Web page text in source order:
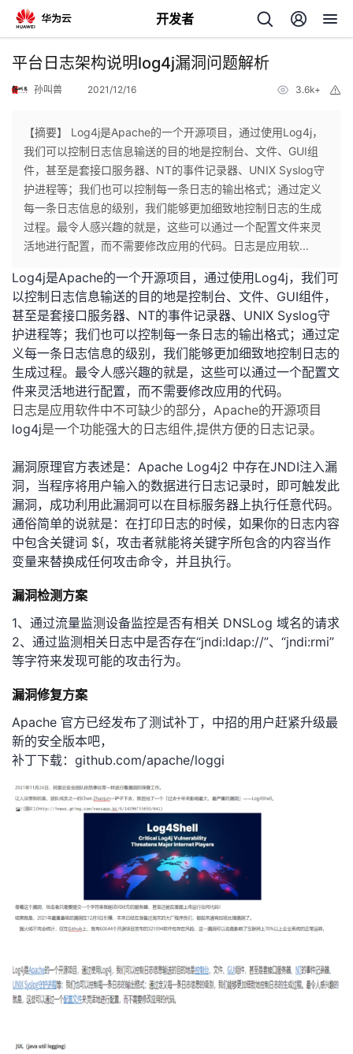
开发者
返
个
人
页
我
开
发
者
我
博
客
的
论
坛
我
的
圈
我
的
播
我
活
的
注
我
的
开
发
者
我
课
的
我
我
的
Programs
我
的
支
的
术
我
云
平台日志架构说明log4j漏洞问题解析
孙叫兽 2021/12/16 3.6k+
【摘要】 Log4j是Apache的一个开源项目，通过使用Log4j，
我们可以控制日志信息输送的目的地是控制台、文件、GUI组
件，甚至是套接口服务器、NT的事件记录器、UNIX Syslog守
护进程等；我们也可以控制每一条日志的输出格式；通过定义
每一条日志信息的级别，我们能够更加细致地控制日志的生成
过程。最令人感兴趣的就是，这些可以通过一个配置文件来灵
活地进行配置，而不需要修改应用的代码。日志是应用软...
Log4j是Apache的一个开源项目，通过使用Log4j，我们可
以控制日志信息输送的目的地是控制台、文件、 GUI组件，
甚至是套接口服务器、 NT的事件记录器、 UNIX Syslog守
护进程等；我们也可以控制每一条日志的输出格式；通过定
义每一条日志信息的级别，我们能够更加细致地控制日志的
生成过程。最令人感兴趣的就是，这些可以通过一个配置文
件来灵活地进行配置，而不需要修改应用的代码。
日志是应用软件中不可缺少的部分，Apache的开源项目
log4j是一个功能强大的日志组件,提供方便的日志记录。
漏洞原理官方表述是：Apache Log4j2 中存在JNDI注入漏
洞，当程序将用户输入的数据进行日志记录时，即可触发此
漏洞，成功利用此漏洞可以在目标服务器上执行任意代码。
通俗简单的说就是：在打印日志的时候，如果你的日志内容
中包含关键词 ${，攻击者就能将关键字所包含的内容当作
变量来替换成任何攻击命令，并且执行。
漏洞检测方案
1、通过流量监测设备监控是否有相关 DNSLog 域名的请求
2、通过监测相关日志中是否存在“jndi:ldap://”、“jndi:rmi”
等字符来发现可能的攻击行为。
漏洞修复方案
Apache 官方已经发布了测试补丁，中招的用户赶紧升级最
新的安全版本吧，
补丁下载： github.com/apache/loggi